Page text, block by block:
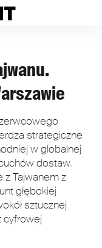
strategiczne
w globalnej
dostaw.
z Tajwanem z
głębokiej
sztucznej
cyfrowej